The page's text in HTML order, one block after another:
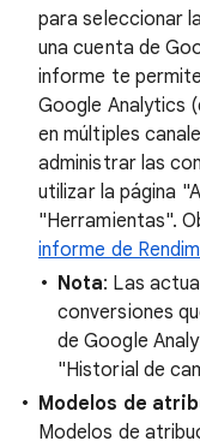
para seleccionar
una cuenta de
informe te
Google Analytics
en múltiples
administrar las
utilizar la página
"Herramientas".
informe de
Nota: Las
conversiones
de Google
"Historial de
Modelos de
Modelos de